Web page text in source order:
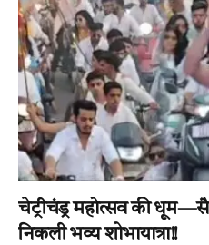
चेट्रीचंड्र महोत्सव की
निकली भव्य शोभायात्रा!!